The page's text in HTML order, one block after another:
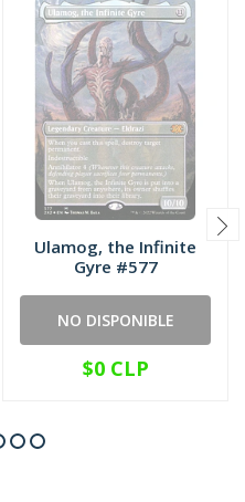
Ulamog, the Infinite
Gyre #577
NO DISPONIBLE
$0 CLP